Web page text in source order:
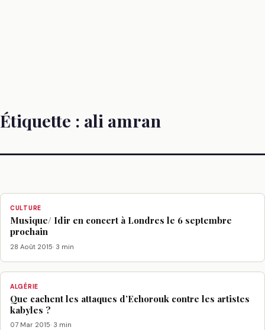
Étiquette : ali amran
CULTURE
Musique/ Idir en concert à Londres le 6 septembre
prochain
28 Août 2015· 3 min
ALGÉRIE
Que cachent les attaques d’Echorouk contre les artistes
kabyles ?
07 Mar 2015· 3 min